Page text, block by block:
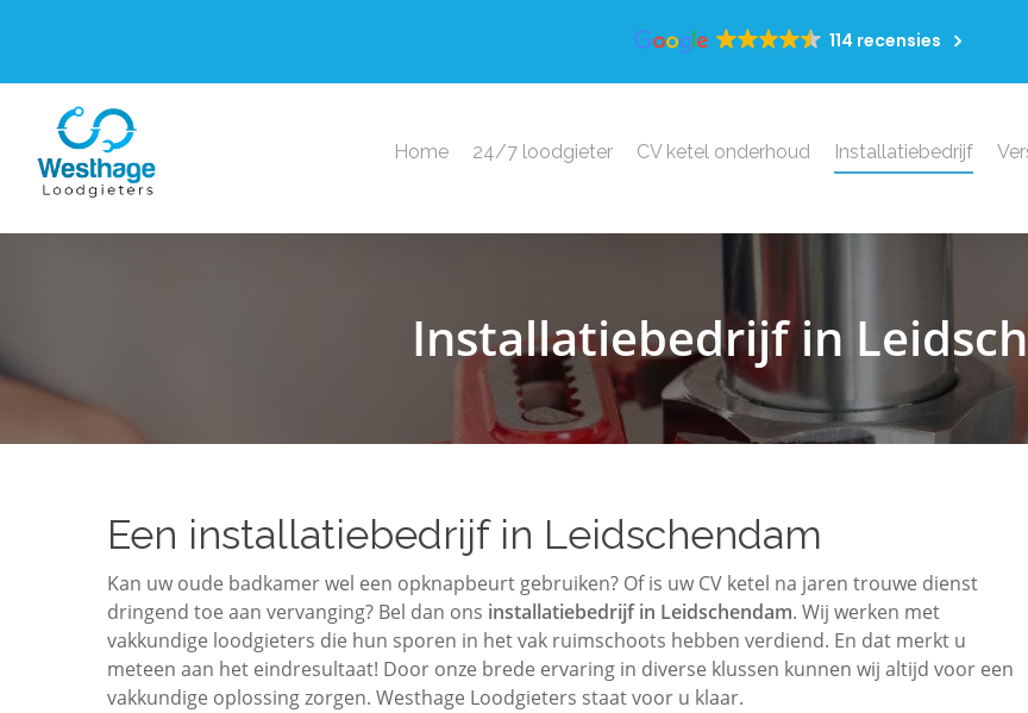
114 recensies
Home 24/7 loodgieter CV ketel onderhoud Installatiebedrijf
Installatiebedrijf in
Een installatiebedrijf in Leidschendam
Kan uw oude badkamer wel een opknapbeurt gebruiken? Of is uw CV ketel na jaren trouwe dienst
dringend toe aan vervanging? Bel dan ons installatiebedrijf in Leidschendam. Wij werken met
vakkundige loodgieters die hun sporen in het vak ruimschoots hebben verdiend. En dat merkt u
meteen aan het eindresultaat! Door onze brede ervaring in diverse klussen kunnen wij altijd voor een
vakkundige oplossing zorgen. Westhage Loodgieters staat voor u klaar.